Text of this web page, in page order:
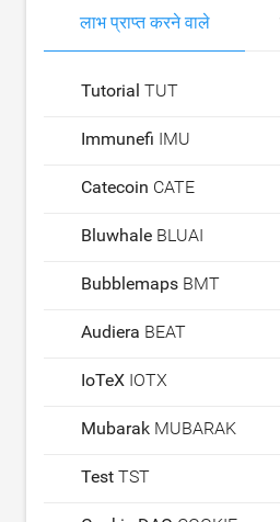
लाभ प्राप्त करने वाले
Tutorial TUT
Immunefi IMU
Catecoin CATE
Bluwhale BLUAI
Bubblemaps BMT
Audiera BEAT
IoTeX IOTX
Mubarak MUBARAK
Test TST